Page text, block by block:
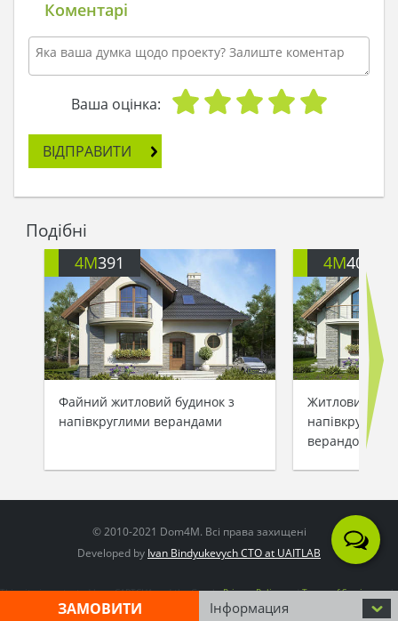
Коментарі
Ваша оцінка:
ВІДПРАВИТИ
Подібні
4M391
Файний житловий будинок з
напівкруглими верандами
4M401
Житловий
верандою
ЗАМОВИТИ Інформация
© 2010-2021 Dom4M. Всі права захищені
Developed by Ivan Bindyukevych CTO at UAITLAB
This site is protected by reCAPTCHA and the GooglePrivacy PolicyandTerms of Serviceapply